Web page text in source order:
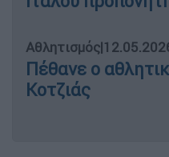
Αθλητισμός|
Πέθανε ο
Κοτζιάς